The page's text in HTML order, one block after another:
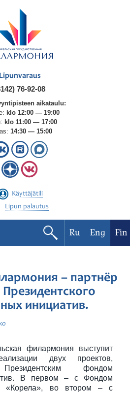
Lipunvaraus
76-92-08
aikataulu:
klo 12:00 — 19:00
klo 11:00 — 17:00
14:30 — 15:00
Käyttäjätili
Lipun palautus
Ru Eng Fin
– партнёр
инициатив.
филармония выступит
двух проектов,
фондом
В первом – с Фондом
«Корела», во втором – с